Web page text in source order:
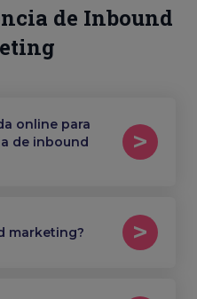
de Inbound
online para
de inbound
marketing?